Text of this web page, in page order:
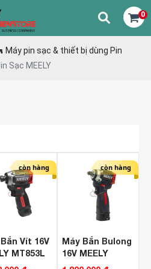
0
Máy pin sạc & thiết bị dùng Pin
Sạc MEELY
còn hàng
Vít 16V
MT853L
( Bộ )
còn hàng
Máy Bắn Bulong
16V MEELY
MT302L